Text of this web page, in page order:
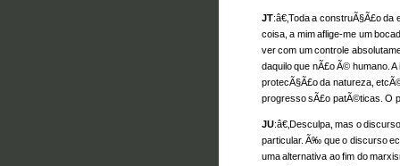
JT:â€‚Toda a construÃ§Ã£o
coisa, a mim aflige-me um
ver com um controle
daquilo que nÃ£o Ã© humano.
protecÃ§Ã£o da natureza,
progresso sÃ£o patÃ©ticas. O
JU:â€‚Desculpa, mas o
particular. Ã‰ que o discurso
uma alternativa ao fim do